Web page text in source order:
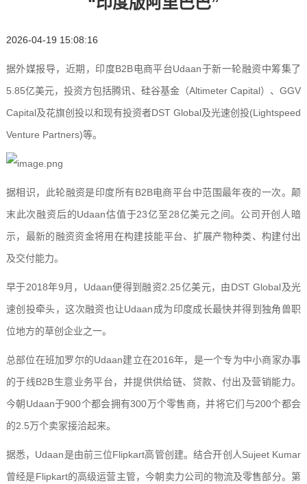
2026-04-19 15:08:16
据外媒报导，近期，印度B2B电商平台Udaan于新一轮融资中筹集了
5.85亿美元，投资方包括腾讯、硅谷基金（Altimeter Capital）、GGV
Capital及花旗创投以和现有投资者DST Global及光速创投(Lightspeed
Venture Partners)等。
据相识，此轮融资是印度所有B2B电商平台中范围最年夜的一次。颠
末此次融资后的Udaan估值于23亿至28亿美元之间。公司开创人暗
示，最新的融资资金将用在构建技能平台、扩展产物种类、构建付出
及交付能力。
早于2018年9月，Udaan便得到融资2.25亿美元，由DST Global及光
速创投牵头，这次融资也让Udaan成为印度成长最快并得到独角兽职
位地方的草创企业之一。
总部位在班加罗尔的Udaan建立在2016年，是一个专为中小商家办事
的于线B2B生意业务平台，并提供供给链、贷款、付出及营销能力。
今朝Udaan于900个都会拥有300万个零售商，并将它们与200个都会
的2.5万个卖家接洽起来。
据悉，Udaan是由前三位Flipkart高管创建。结合开创人Sujeet Kumar
曾经是Flipkart的高级运营主管，今朝卖力公司的物流及零售部分。第